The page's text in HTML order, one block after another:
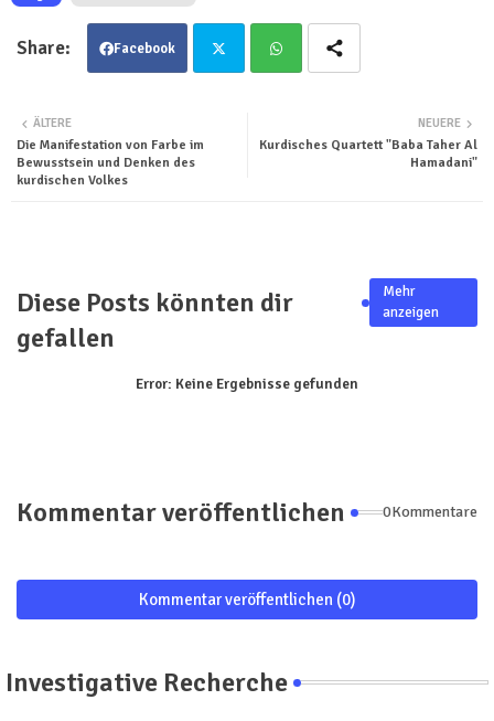
Facebook
tsa
NEUERE
Kurdisches Quartett "Baba Taher Al
Hamadani"
ÄLTERE
Die Manifestation von Farbe im
Bewusstsein und Denken des
kurdischen Volkes
Diese Posts könnten dir
gefallen
Mehr
anzeigen
Error: Keine Ergebnisse gefunden
Kommentar veröffentlichen 0Kommentare
Kommentar veröffentlichen (0)
Investigative Recherche